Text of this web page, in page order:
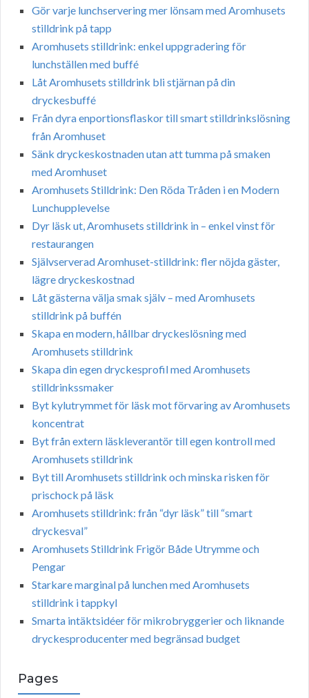
Gör varje lunchservering mer lönsam med Aromhusets
stilldrink på tapp
Aromhusets stilldrink: enkel uppgradering för
lunchställen med buffé
Låt Aromhusets stilldrink bli stjärnan på din
dryckesbuffé
Från dyra enportionsflaskor till smart stilldrinkslösning
från Aromhuset
Sänk dryckeskostnaden utan att tumma på smaken
med Aromhuset
Aromhusets Stilldrink: Den Röda Tråden i en Modern
Lunchupplevelse
Dyr läsk ut, Aromhusets stilldrink in – enkel vinst för
restaurangen
Självserverad Aromhuset-stilldrink: fler nöjda gäster,
lägre dryckeskostnad
Låt gästerna välja smak själv – med Aromhusets
stilldrink på buffén
Skapa en modern, hållbar dryckeslösning med
Aromhusets stilldrink
Skapa din egen dryckesprofil med Aromhusets
stilldrinkssmaker
Byt kylutrymmet för läsk mot förvaring av Aromhusets
koncentrat
Byt från extern läskleverantör till egen kontroll med
Aromhusets stilldrink
Byt till Aromhusets stilldrink och minska risken för
prischock på läsk
Aromhusets stilldrink: från “dyr läsk” till “smart
dryckesval”
Aromhusets Stilldrink Frigör Både Utrymme och
Pengar
Starkare marginal på lunchen med Aromhusets
stilldrink i tappkyl
Smarta intäktsidéer för mikrobryggerier och liknande
dryckesproducenter med begränsad budget
Pages